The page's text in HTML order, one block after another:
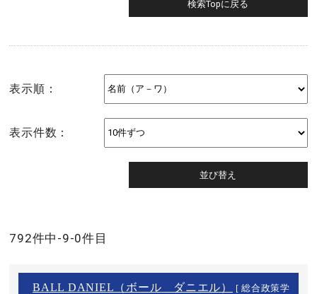
表示順：
表示件数：
792件中-9-0件目
BALL DANIEL（ボール ダニエル）
[ 総合政策学